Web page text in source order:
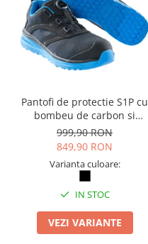
Pantofi de protectie S1P cu
bombeu de carbon si
inchidere BOAÂ® Fit
999,90 RON
849,90 RON
Varianta culoare:
IN STOC
VEZI VARIANTE